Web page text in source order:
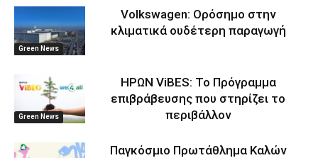
Green News
Volkswagen: Ορόσημο στην
κλιματικά ουδέτερη παραγωγή
Green News
ΗΡΩΝ ViBES: Το Πρόγραμμα
επιβράβευσης που στηρίζει το
περιβάλλον
Παγκόσμιο Πρωτάθλημα Καλών